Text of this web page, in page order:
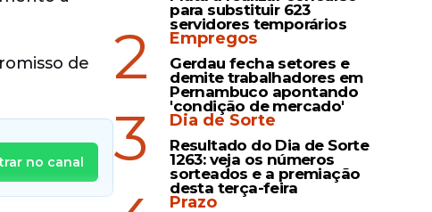
de
no canal
para substituir 623
servidores temporários
2 Empregos
Gerdau fecha setores e
demite trabalhadores em
Pernambuco apontando
'condição de mercado'
3 Dia de Sorte
Resultado do Dia de Sorte
1263: veja os números
sorteados e a premiação
desta terça-feira
Prazo